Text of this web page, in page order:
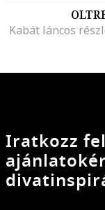
Kabát láncos
Iratkozz